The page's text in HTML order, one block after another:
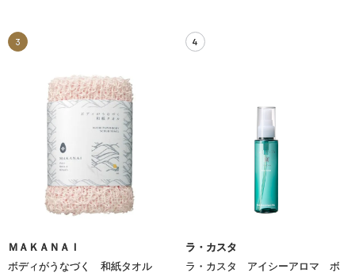
3
ＭＡＫＡＮＡＩ
ボディがうなづく 和紙タオル
4
ラ・カスタ
ラ・カスタ アイシーアロマ ボ